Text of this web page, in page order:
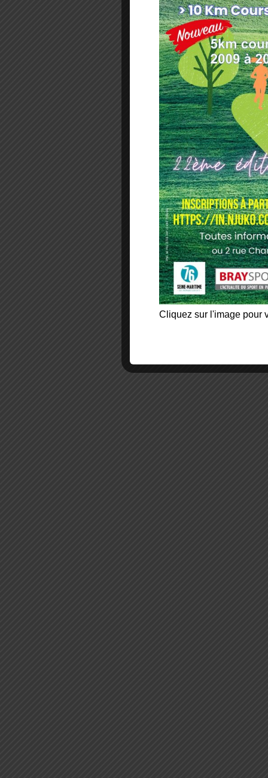
Cliquez sur l'image pour